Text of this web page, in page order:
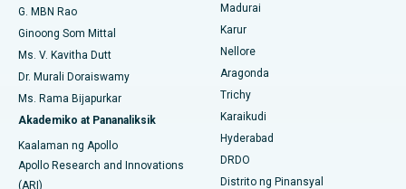
Maghanap ng Sikologo
Maghanap ng Pangkalahatang Siruhano
Pinakamahusay na Ospital sa Bannerghatta Road, Bangalore
Pinakamahusay na Ospital sa Unit-15, Bhubaneswar
Pinakamahusay na Ospital sa Ellisbridge, Ahmedabad
Ovarian Cystectomy
Brachytherapy
Colonoscopy
G. MBN Rao
Ginoong Som Mittal
Ms. V. Kavitha Dutt
Dr. Murali Doraiswamy
Ms. Rama Bijapurkar
Akademiko at Pananaliksik
Kaalaman ng Apollo
Apollo Research and Innovations
(ARI)
Madurai
Karur
Nellore
Aragonda
Trichy
Karaikudi
Hyderabad
DRDO
Distrito ng Pinansyal